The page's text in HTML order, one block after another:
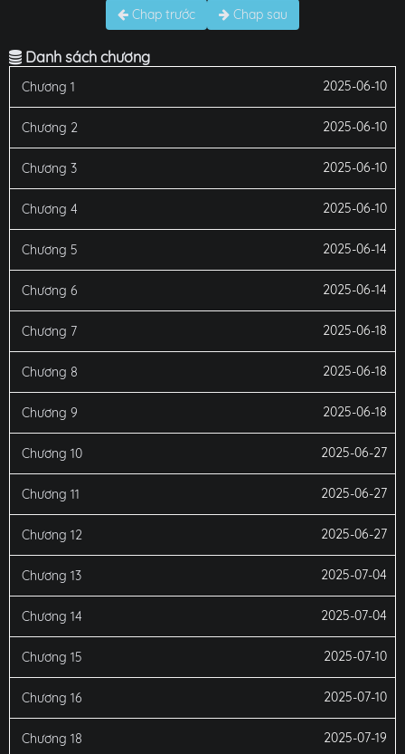
Chap trước Chap sau
Danh sách chương
Chương 1 2025-06-10
Chương 2 2025-06-10
Chương 3 2025-06-10
Chương 4 2025-06-10
Chương 5 2025-06-14
Chương 6 2025-06-14
Chương 7 2025-06-18
Chương 8 2025-06-18
Chương 9 2025-06-18
Chương 10 2025-06-27
Chương 11 2025-06-27
Chương 12 2025-06-27
Chương 13 2025-07-04
Chương 14 2025-07-04
Chương 15 2025-07-10
Chương 16 2025-07-10
Chương 18 2025-07-19